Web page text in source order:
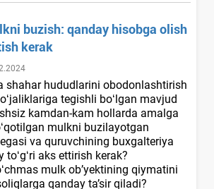
buzish: qanday hisobga olish
kerak
shahar hududlarini obodonlashtirish
tegishli boʻlgan mavjud
kamdan-kam hollarda amalga
mulkni buzilayotgan
va quruvchining buхgalteriya
aks ettirish kerak?
mulk ob’yektining qiymatini
qanday ta’sir qiladi?